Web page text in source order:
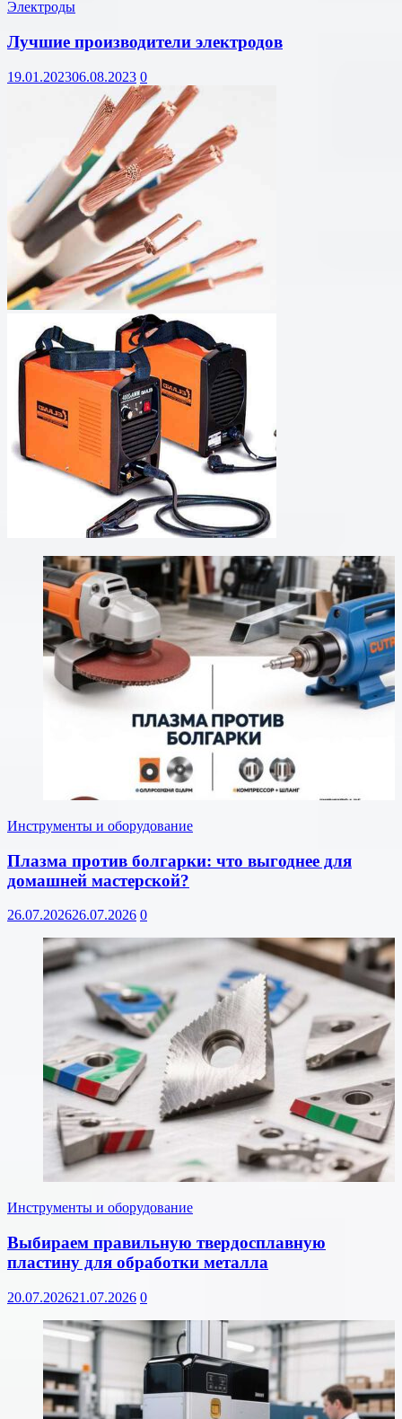
Электроды
Лучшие производители электродов
19.01.202306.08.2023 0
Инструменты и оборудование
Плазма против болгарки: что выгоднее для
домашней мастерской?
26.07.202626.07.2026 0
Инструменты и оборудование
Выбираем правильную твердосплавную
пластину для обработки металла
20.07.202621.07.2026 0